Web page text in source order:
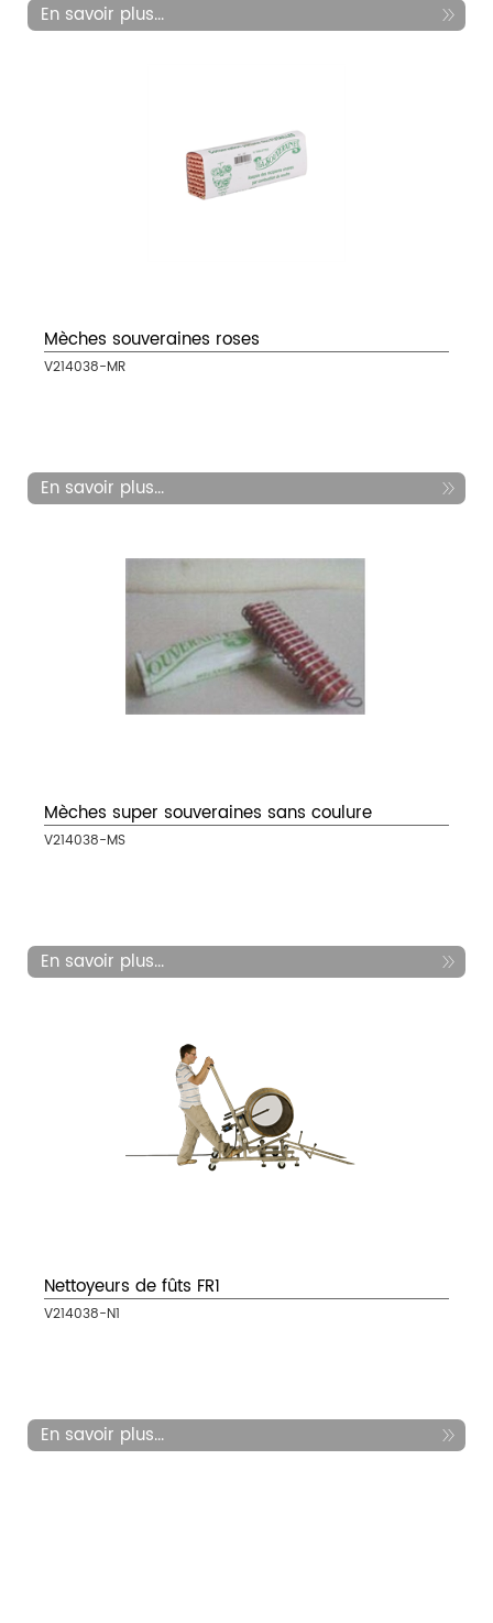
En savoir plus...
Mèches souveraines roses
V214038-MR
En savoir plus...
Mèches super souveraines sans coulure
V214038-MS
En savoir plus...
Nettoyeurs de fûts FR1
V214038-N1
En savoir plus...